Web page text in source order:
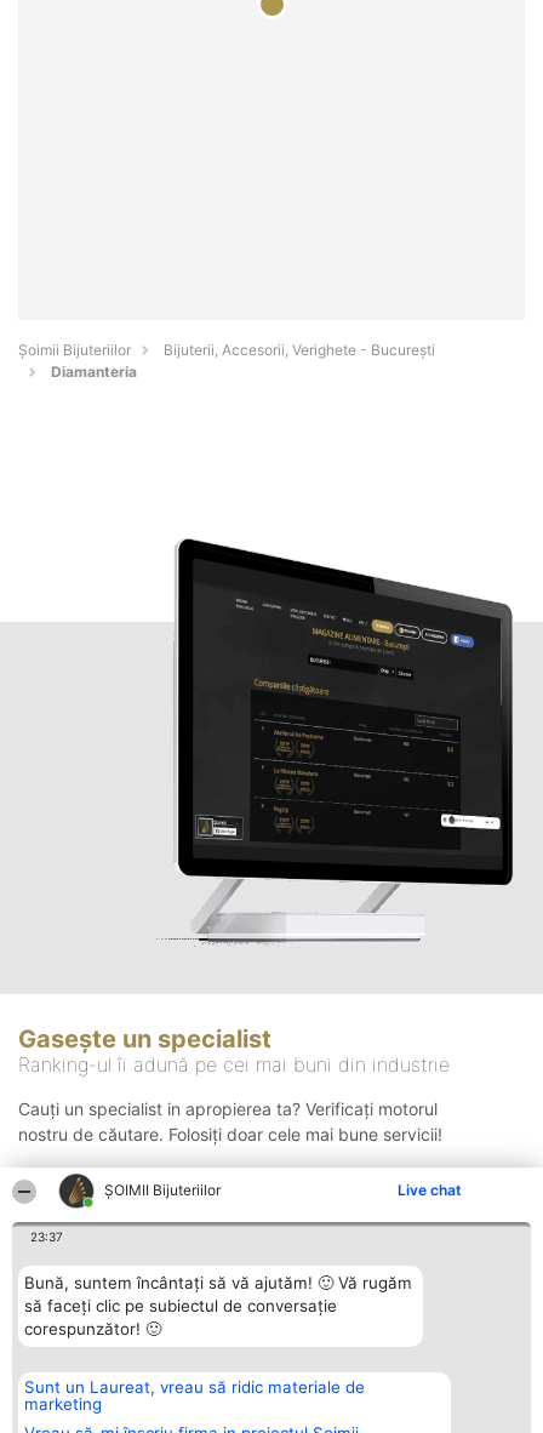
ŞOIMII Bijuteriilor Live chat
23:37
Bună, suntem încântați să vă ajutăm! 🙂 Vă rugăm
să faceți clic pe subiectul de conversație
corespunzător! 🙂
Sunt un Laureat, vreau să ridic materiale de
marketing
Şoimii Bijuteriilor
Bijuterii, Accesorii, Verighete - Bucureşti
Diamanteria
Gasește un specialist
Ranking-ul îi adună pe cei mai buni din industrie
Cauți un specialist in apropierea ta? Verificați motorul
nostru de căutare. Folosiți doar cele mai bune servicii!
Organizator Ranking
BRIGHT SOLUTIONS BR SRL
Aleea Timisul De Sus 2 Bl. A30
Plebiscyt
Lista Tuturor
Contact